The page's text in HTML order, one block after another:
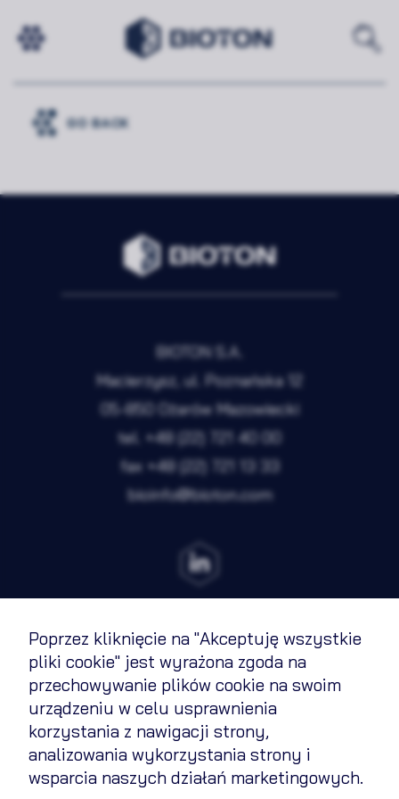
Poprzez kliknięcie na "Akceptuję wszystkie
pliki cookie" jest wyrażona zgoda na
przechowywanie plików cookie na swoim
urządzeniu w celu usprawnienia
korzystania z nawigacji strony,
analizowania wykorzystania strony i
wsparcia naszych działań marketingowych.
Zawsze
Zapisz wybrane i zamknij
Akceptuję wszystkie pliki cookie
2025
GO BACK
BIOTON S.A.
Macierzysz, ul. Poznańska 12
05-850 Ożarów Mazowiecki
tel. +48 (22) 721 40 00
fax +48 (22) 721 13 33
bioinfo@bioton.com
Terms of Use
Cookies Policy
Privacy policy
Contact